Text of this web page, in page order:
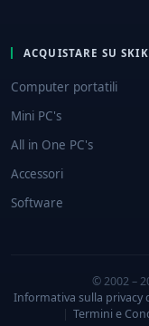
ACQUISTARE SU
Computer portatili
Mini PC's
All in One PC's
Accessori
Software
© 2002 –
Informativa sulla privacy
| Termini e